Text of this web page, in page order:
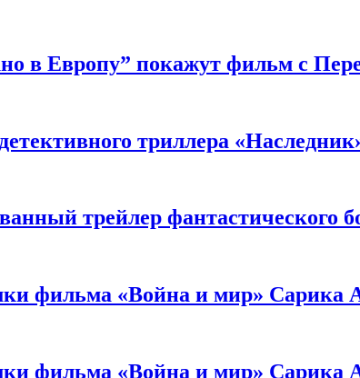
в Европу” покажут фильм с
триллера
трейлер фантастического
фильма «Война и мир» Сарика
фильма «Война и мир» Сарика